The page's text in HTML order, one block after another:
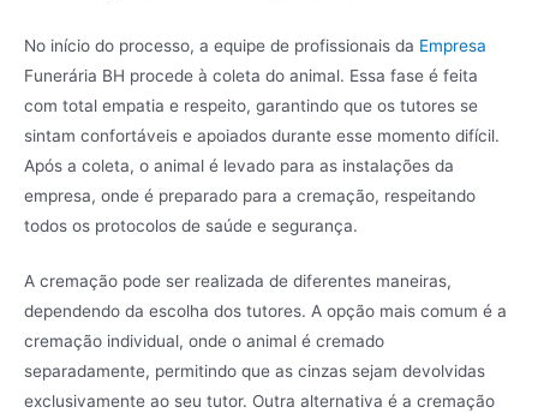
No início do processo, a equipe de profissionais da Empresa
Funerária BH procede à coleta do animal. Essa fase é feita
com total empatia e respeito, garantindo que os tutores se
sintam confortáveis e apoiados durante esse momento difícil.
Após a coleta, o animal é levado para as instalações da
empresa, onde é preparado para a cremação, respeitando
todos os protocolos de saúde e segurança.
A cremação pode ser realizada de diferentes maneiras,
dependendo da escolha dos tutores. A opção mais comum é a
cremação individual, onde o animal é cremado
separadamente, permitindo que as cinzas sejam devolvidas
exclusivamente ao seu tutor. Outra alternativa é a cremação